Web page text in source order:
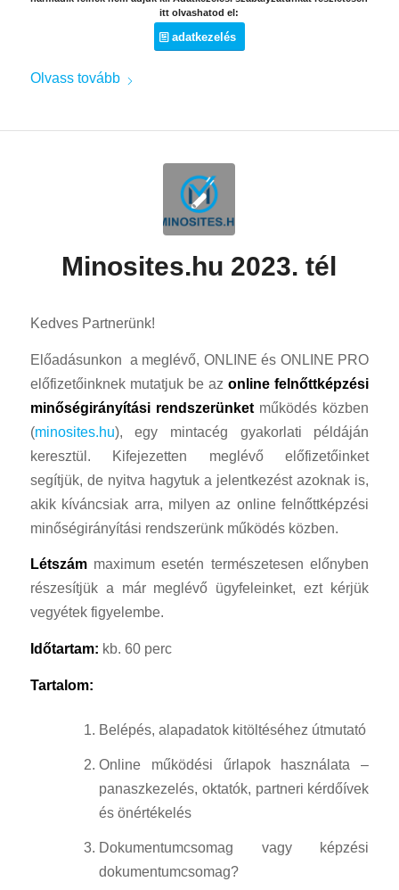
itt olvashatod el:
adatkezelés
Olvass tovább
Minosites.hu 2023. tél
Kedves Partnerünk!
Előadásunkon a meglévő, ONLINE és ONLINE PRO
előfizetőinknek mutatjuk be azonline felnőttképzési
minőségirányítási rendszerünketműködés közben
(minosites.hu), egy mintacég gyakorlati példáján
keresztül. Kifejezetten meglévő előfizetőinket
segítjük, de nyitva hagytuk a jelentkezést azoknak is,
akik kíváncsiak arra, milyen az online felnőttképzési
minőségirányítási rendszerünk működés közben.
Létszámmaximum esetén természetesen előnyben
részesítjük a már meglévő ügyfeleinket, ezt kérjük
vegyétek figyelembe.
Időtartam: kb. 60 perc
Tartalom:
Belépés, alapadatok kitöltéséhez útmutató
Online működési űrlapok használata –
panaszkezelés, oktatók, partneri kérdőívek
és önértékelés
Dokumentumcsomag vagy képzési
dokumentumcsomag?